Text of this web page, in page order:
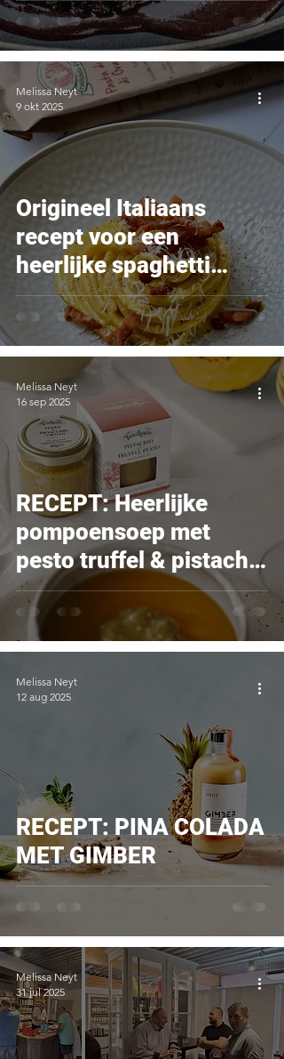
Origineel Italiaans
recept voor een
heerlijke spaghetti
Carbonara
Melissa Neyt
9 okt 2025
RECEPT: Heerlijke
pompoensoep met
pesto truffel & pistache
van Tartuflanghe
Melissa Neyt
16 sep 2025
RECEPT: PINA COLADA
MET GIMBER
Melissa Neyt
12 aug 2025
Melissa Neyt
31 jul 2025